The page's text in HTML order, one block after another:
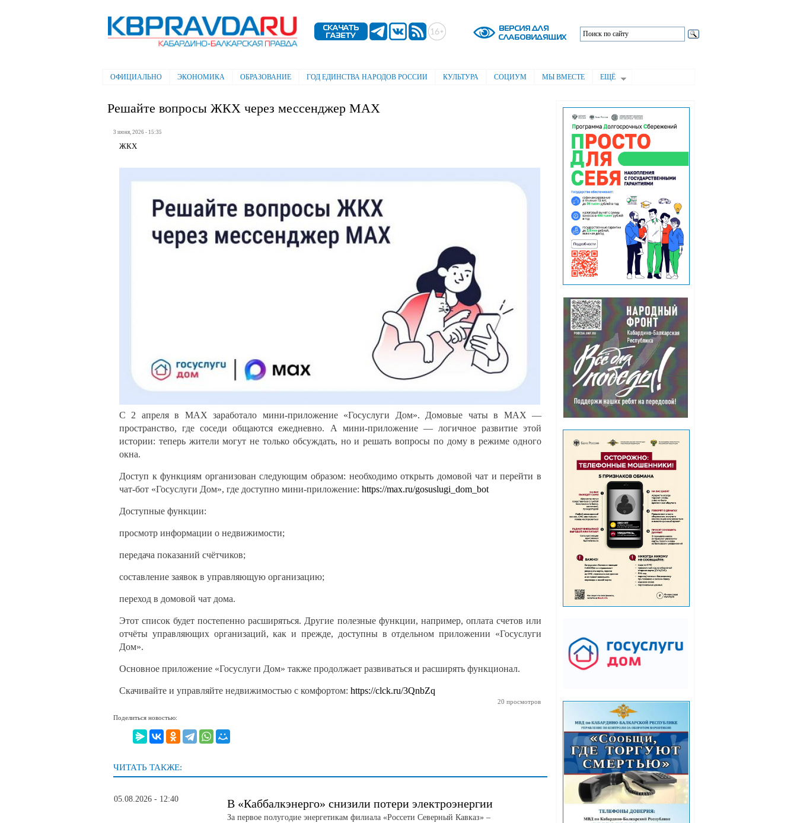
содержанию
Электронная газета "Кабардино-
Балкарская правда"
Главное меню
ОФИЦИАЛЬНО ЭКОНОМИКА ОБРАЗОВАНИЕ ГОД ЕДИНСТВА НАРОДОВ РОССИИ КУЛЬТУРА СОЦИУМ МЫ ВМЕСТЕ ЕЩЁ
Решайте вопросы ЖКХ через мессенджер MAX
3 июня, 2026 - 15:35
ЖКХ
С 2 апреля в MAX заработало мини-приложение «Госуслуги Дом». Домовые чаты в MAX —
пространство, где соседи общаются ежедневно. А мини-приложение — логичное развитие этой
истории: теперь жители могут не только обсуждать, но и решать вопросы по дому в режиме одного
окна.
Доступ к функциям организован следующим образом: необходимо открыть домовой чат и перейти в
чат-бот «Госуслуги Дом», где доступно мини-приложение: https://max.ru/gosuslugi_dom_bot
Доступные функции:
просмотр информации о недвижимости;
передача показаний счётчиков;
составление заявок в управляющую организацию;
переход в домовой чат дома.
Этот список будет постепенно расширяться. Другие полезные функции, например, оплата счетов или
отчёты управляющих организаций, как и прежде, доступны в отдельном приложении «Госуслуги
Дом».
Основное приложение «Госуслуги Дом» также продолжает развиваться и расширять функционал.
Скачивайте и управляйте недвижимостью с комфортом: https://clck.ru/3QnbZq
20 просмотров
Поделиться новостью:
ЧИТАТЬ ТАКЖЕ:
05.08.2026 - 12:40 В «Каббалкэнерго» снизили потери электроэнергии
За первое полугодие энергетикам филиала «Россети Северный Кавказ» –